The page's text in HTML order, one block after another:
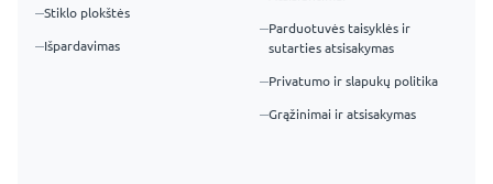
Apie įmonę
Apie mus
B2B bendradarbiavimas
Duomenys